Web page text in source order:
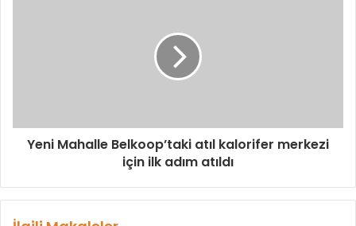
Yeni Mahalle Belkoop’taki atıl kalorifer merkezi
için ilk adım atıldı